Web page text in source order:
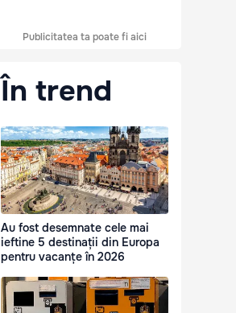
Publicitatea ta poate fi aici
În trend
Au fost desemnate cele mai
ieftine 5 destinații din Europa
pentru vacanțe în 2026